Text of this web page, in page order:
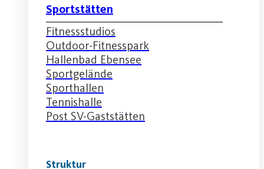
Sportstätten
Fitnessstudios
Outdoor-Fitnesspark
Hallenbad Ebensee
Sportgelände
Sporthallen
Tennishalle
Post SV-Gaststätten
Struktur